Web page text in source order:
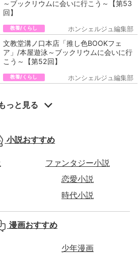
～ブックリウムに会いに行こう～【第53
回】
教養/くらし ホンシェルジュ編集部
文教堂溝ノ口本店「推し色BOOKフェ
ア」/本屋遊泳～ブックリウムに会いに行
こう～【第52回】
教養/くらし ホンシェルジュ編集部
もっと見る
小説おすすめ
ファンタジー小説
恋愛小説
時代小説
漫画おすすめ
少年漫画